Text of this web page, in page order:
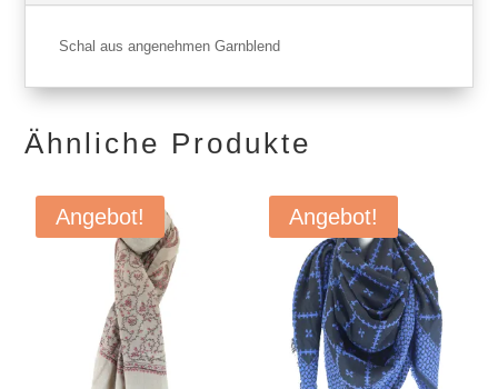
Schal aus angenehmen Garnblend
Ähnliche Produkte
Angebot! Angebot!